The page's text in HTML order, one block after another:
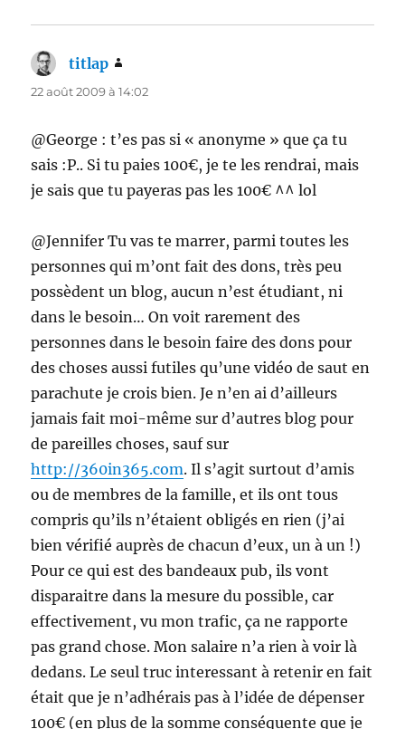
titlap
22 août 2009 à 14:02
@George : t’es pas si « anonyme » que ça tu
sais :P.. Si tu paies 100€, je te les rendrai, mais
je sais que tu payeras pas les 100€ ^^ lol
@Jennifer Tu vas te marrer, parmi toutes les
personnes qui m’ont fait des dons, très peu
possèdent un blog, aucun n’est étudiant, ni
dans le besoin… On voit rarement des
personnes dans le besoin faire des dons pour
des choses aussi futiles qu’une vidéo de saut en
parachute je crois bien. Je n’en ai d’ailleurs
jamais fait moi-même sur d’autres blog pour
de pareilles choses, sauf sur
http://360in365.com. Il s’agit surtout d’amis
ou de membres de la famille, et ils ont tous
compris qu’ils n’étaient obligés en rien (j’ai
bien vérifié auprès de chacun d’eux, un à un !)
Pour ce qui est des bandeaux pub, ils vont
disparaitre dans la mesure du possible, car
effectivement, vu mon trafic, ça ne rapporte
pas grand chose. Mon salaire n’a rien à voir là
dedans. Le seul truc interessant à retenir en fait
était que je n’adhérais pas à l’idée de dépenser
100€ (en plus de la somme conséquente que je